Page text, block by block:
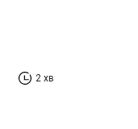
2 хв